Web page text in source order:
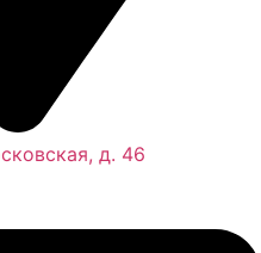
Volvo
систем автомобиля
д. 46